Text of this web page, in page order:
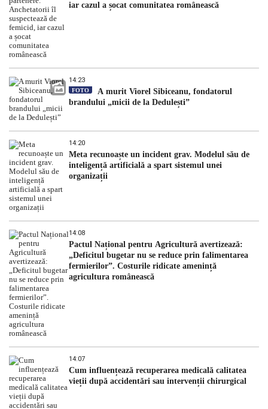
iar cazul a șocat comunitatea românească
14:23
FOTO
A murit Viorel Sibiceanu, fondatorul
brandului „micii de la Dedulești”
14:20
Meta recunoaște un incident grav. Modelul său de
inteligență artificială a spart sistemul unei
organizații
14:08
Pactul Național pentru Agricultură avertizează:
„Deficitul bugetar nu se reduce prin falimentarea
fermierilor”. Costurile ridicate amenință
agricultura românească
14:07
Cum influențează recuperarea medicală calitatea
vieții după accidentări sau intervenții chirurgical